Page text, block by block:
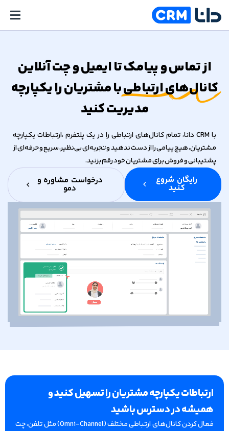
از تماس و پیامک تا ایمیل و چت آنلاین
کانال‌های ارتباطیبا مشتریان را یکپارچه
مدیریت کنید
با CRM دانا، تمام کانال‌های ارتباطی را در یک پلتفرم ،
ارتباطات یکپارچه
مشتریان، هیچ پیامی را از دست ندهید و تجربه‌ای بی‌نظیر، سریع و حرفه‌ای از
پشتیبانی و فروش برای مشتریان خود رقم بزنید.
رایگان شروع
کنید
درخواست مشاوره و
دمو
ارتباطات یکپارچه مشتریان را تسهیل کنید و
همیشه در دسترس باشید
فعال کردن کانال‌های ارتباطی مختلف (Omni-Channel) مثل تلفن، چت